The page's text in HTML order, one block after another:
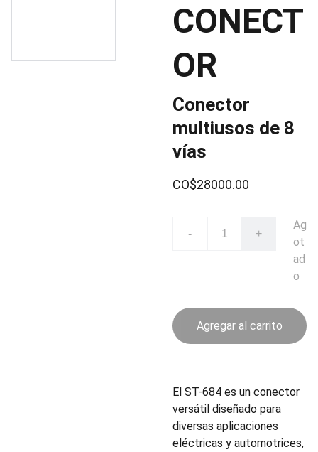
CONECT
OR
Conector
multiusos de 8
vías
CO$28000.00
- +
Ag
ot
ad
o
Agregar al carrito
El ST-684 es un conector
versátil diseñado para
diversas aplicaciones
eléctricas y automotrices,